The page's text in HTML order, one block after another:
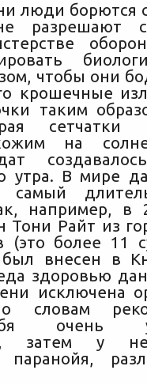
люди борются
разрешают
чтобы они
крошечные
таким
сетчатки
на
утра. В мире
самый
например, в
Тони Райт из
(это более 11
внесен в
здоровью
исключена
словам
очень
затем у
паранойя,